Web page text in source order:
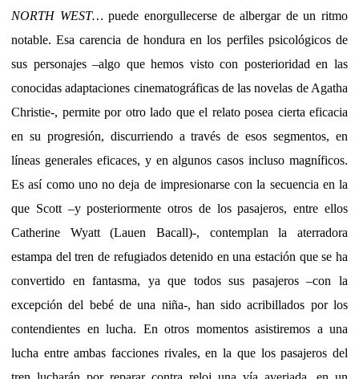
NORTH WEST… puede enorgullecerse de albergar de un ritmo
notable. Esa carencia de hondura en los perfiles psicológicos de
sus personajes –algo que hemos visto con posterioridad en las
conocidas adaptaciones cinematográficas de las novelas de Agatha
Christie-, permite por otro lado que el relato posea cierta eficacia
en su progresión, discurriendo a través de esos segmentos, en
líneas generales eficaces, y en algunos casos incluso magníficos.
Es así como uno no deja de impresionarse con la secuencia en la
que Scott –y posteriormente otros de los pasajeros, entre ellos
Catherine Wyatt (Lauen Bacall)-, contemplan la aterradora
estampa del tren de refugiados detenido en una estación que se ha
convertido en fantasma, ya que todos sus pasajeros –con la
excepción del bebé de una niña-, han sido acribillados por los
contendientes en lucha. En otros momentos asistiremos a una
lucha entre ambas facciones rivales, en la que los pasajeros del